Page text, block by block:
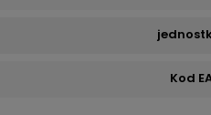
Kod